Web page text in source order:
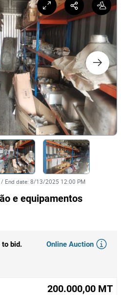
/ End date: 8/13/2025 12:00 PM
e equipamentos
to bid. Online Auction
200.000,00 MT